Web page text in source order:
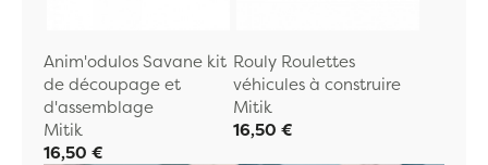
Anim'odulos Savane kit
de découpage et
d'assemblage
Mitik
16,50 €
Rouly Roulettes
véhicules à construire
Mitik
16,50 €